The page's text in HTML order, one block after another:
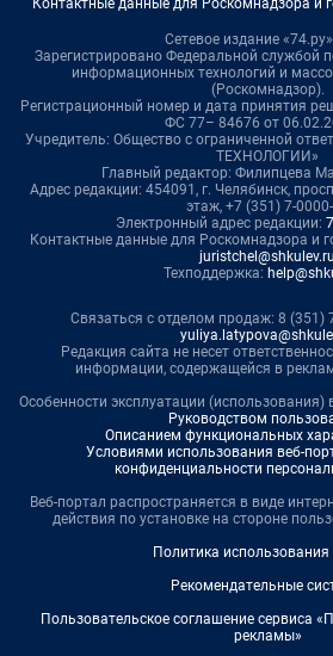
Контактные данные для Роскомнадзора и
Сетевое издание
Зарегистрировано Федеральной службой
информационных технологий и
(Роскомнадзор).
Регистрационный номер и дата принятия
ФС 77– 84676 от
Учредитель: Общество с ограниченной
ТЕХНОЛОГИИ»
Главный редактор: Филипцева
Адрес редакции: 454091, г. Челябинск,
этаж, +7 (351) 7-
Электронный адрес редакции:
Контактные данные для Роскомнадзора и
juristchel@shkulev.ru
Техподдержка:
Связаться с отделом продаж: 8 (351)
Редакция сайта не несет
информации, содержащейся в
Особенности эксплуатации (использования)
Руководством
Описанием функциональных
Условиями использования веб-
конфиденциальности
Веб-портал распространяется в виде
действия по установке на стороне
Политика использования
Рекомендательные
Пользовательское соглашение сервиса
рекламы»